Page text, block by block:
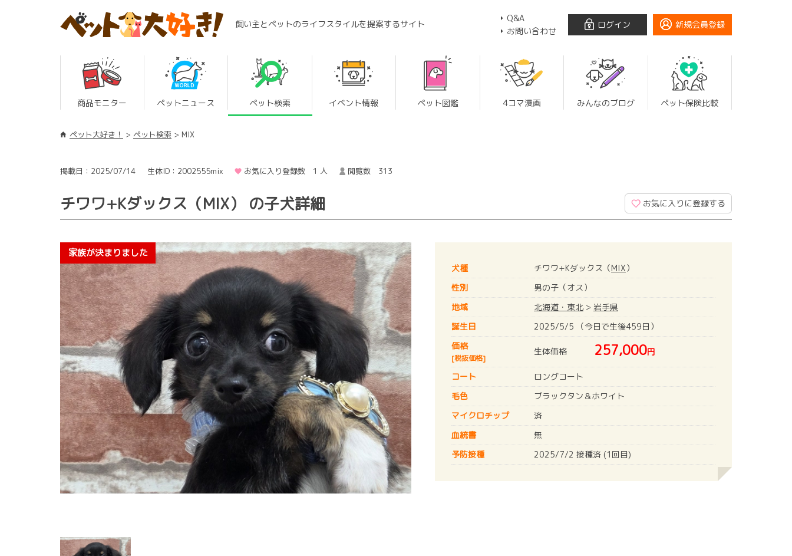
飼い主とペットのライフスタイルを提案するサイト
Q&A
お問い合わせ
ログイン 新規会員登録
商品モニター ペットニュース ペット検索 イベント情報 ペット図鑑 4コマ漫画 みんなのブログ ペット保険比較
ペット大好き！ ペット検索 MIX
掲載日：2025/07/14 生体ID：2002555mix お気に入り登録数 1 人 閲覧数 313
チワワ+Kダックス（MIX） の子犬詳細 お気に入りに登録する
犬種 チワワ+Kダックス（MIX）
性別
男の子（オス）
地域
北海道・東北 > 岩手県
誕生日
2025/5/5 （今日で生後459日）
価格
[税抜価格]
生体価格 257,000円
コート
ロングコート
毛色
ブラックタン＆ホワイト
マイクロチップ
済
血統書
無
予防接種
2025/7/2 接種済 (1回目)